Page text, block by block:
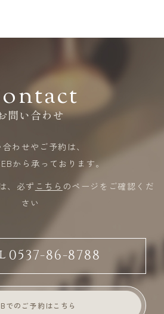
問い合わせ
合わせやご予約は、
から承っております。
、必ず こちら のページをご確認くだ
さい
0537-86-8788
でのご予約はこちら